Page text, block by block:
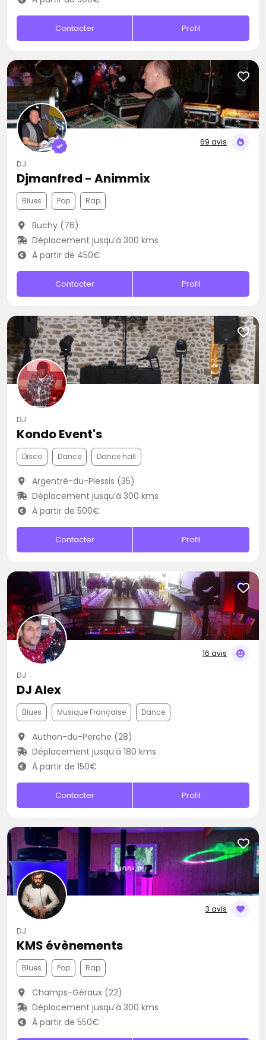
Contacter Profil
69 avis
DJ
Djmanfred - Animmix
Blues Pop Rap
Buchy (76)
Déplacement jusqu’à 300 kms
À partir de 450€
Contacter Profil
DJ
Kondo Event's
Disco Dance Dance hall
Argentré-du-Plessis (35)
Déplacement jusqu’à 300 kms
À partir de 500€
Contacter Profil
16 avis
DJ
DJ Alex
Blues Musique Française Dance
Authon-du-Perche (28)
Déplacement jusqu’à 180 kms
À partir de 150€
Contacter Profil
3 avis
DJ
KMS évènements
Blues Pop Rap
Champs-Géraux (22)
Déplacement jusqu’à 300 kms
À partir de 550€